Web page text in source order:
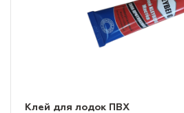
Клей для лодок ПВХ